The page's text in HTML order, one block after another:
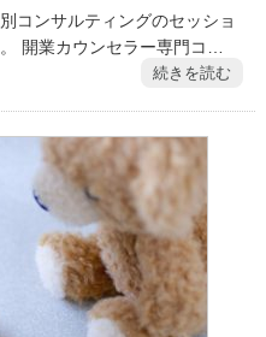
コンサルティングのセッショ
開業カウンセラー専門コ…
続きを読む